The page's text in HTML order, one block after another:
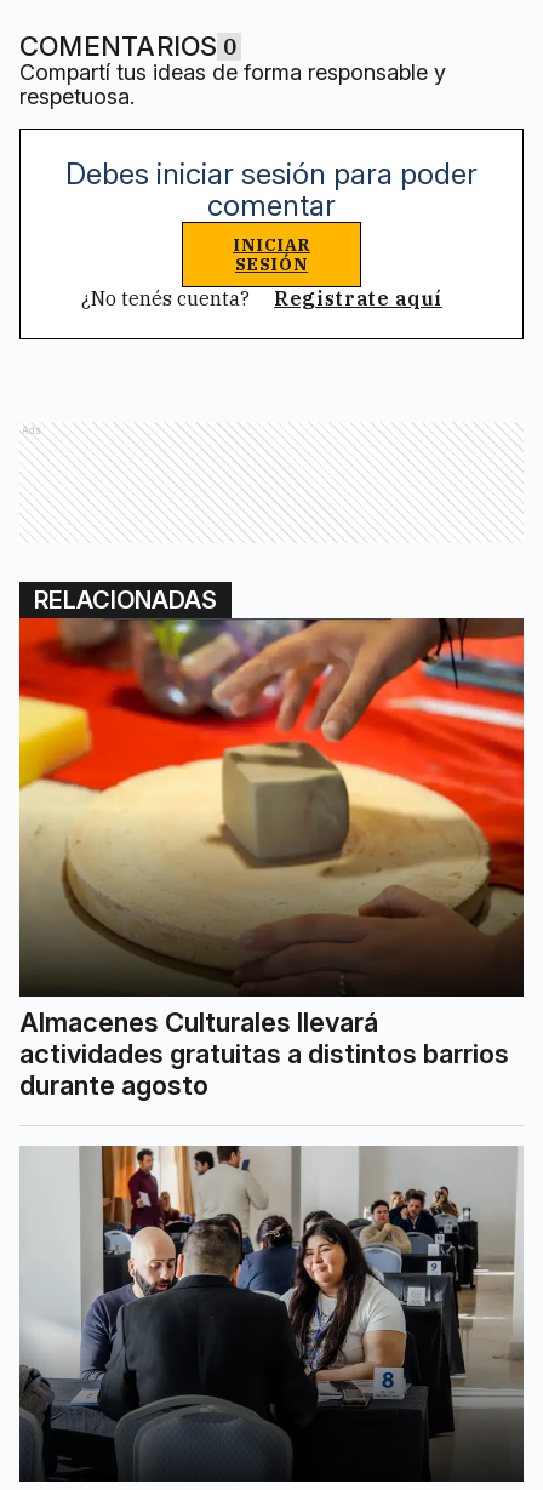
COMENTARIOS 0
Compartí tus ideas de forma responsable y
respetuosa.
Debes iniciar sesión para poder
comentar
INICIAR
SESIÓN
¿No tenés cuenta? Registrate aquí
Ads
RELACIONADAS
Almacenes Culturales llevará
actividades gratuitas a distintos barrios
durante agosto